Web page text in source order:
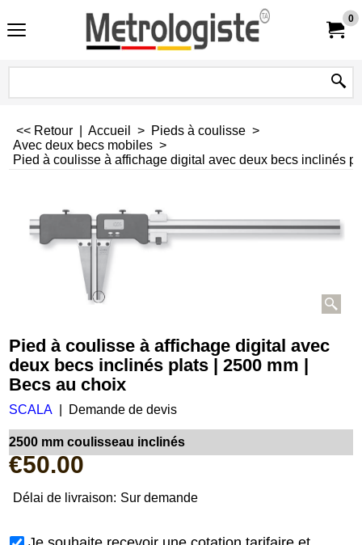
0
<< Retour Accueil > Pieds à coulisse >
Avec deux becs mobiles >
Pied à coulisse à affichage digital avec deux becs inclinés
Pied à coulisse à affichage digital avec
deux becs inclinés plats | 2500 mm |
Becs au choix
SCALA Demande de devis
2500 mm coulisseau inclinés
€50.00
Délai de livraison: Sur demande